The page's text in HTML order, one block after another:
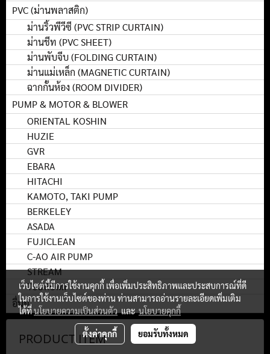
PVC (ม่านพลาสติก)
ม่านริ้วพีวีซี (PVC STRIP CURTAIN)
ม่านชีท (PVC SHEET)
ม่านพับจีบ (FOLDING CURTAIN)
ม่านแม่เหล็ก (MAGNETIC CURTAIN)
ฉากกั้นห้อง (ROOM DIVIDER)
PUMP & MOTOR & BLOWER
ORIENTAL KOSHIN
HUZIE
GVR
EBARA
HITACHI
KAMOTO, TAKI PUMP
BERKELEY
ASADA
FUJICLEAN
C-AO AIR PUMP
STREAM
TSURUMI
อื่นๆ
PRODUCT ITEM
เว็บไซต์นี้มีการใช้งานคุกกี้ เพื่อเพิ่มประสิทธิภาพและประสบการณ์ที่ดี
ในการใช้งานเว็บไซต์ของท่าน ท่านสามารถอ่านรายละเอียดเพิ่มเติม
ได้ที่นโยบายความเป็นส่วนตัวและนโยบายคุกกี้
ตั้งค่าคุกกี้ ยอมรับทั้งหมด